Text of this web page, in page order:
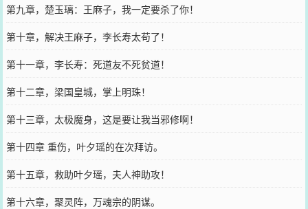
第九章，楚玉璃：王麻子，我一定要杀了你！
第十章，解决王麻子，李长寿太苟了！
第十一章，李长寿：死道友不死贫道！
第十二章，梁国皇城，掌上明珠！
第十三章，太极魔身，这是要让我当邪修啊！
第十四章 重伤，叶夕瑶的在次拜访。
第十五章，救助叶夕瑶，夫人神助攻！
第十六章，聚灵阵，万魂宗的阴谋。